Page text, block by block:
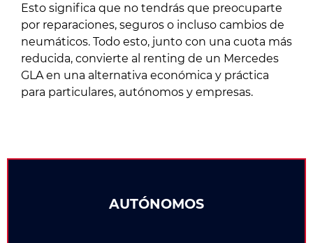
Esto significa que no tendrás que preocuparte
por reparaciones, seguros o incluso cambios de
neumáticos. Todo esto, junto con una cuota más
reducida, convierte al renting de un Mercedes
GLA en una alternativa económica y práctica
para particulares, autónomos y empresas.
AUTÓNOMOS